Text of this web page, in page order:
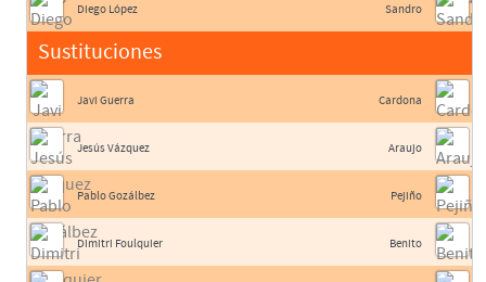
Diego López
Sustituciones
Javi Guerra
Jesús Vázquez
Pablo Gozálbez
Dimitri Foulquier
Sandro
Cardona
Araujo
Pejiño
Benito